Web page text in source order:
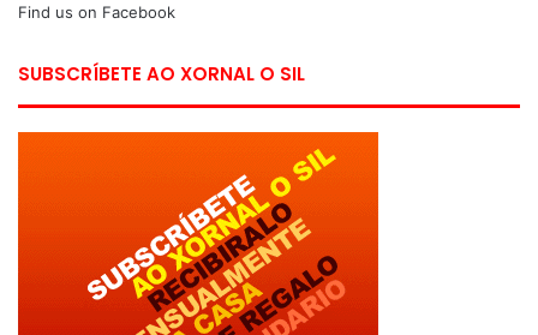
Find us on Facebook
SUBSCRÍBETE AO XORNAL O SIL